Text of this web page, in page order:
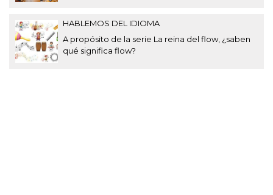
HABLEMOS DEL IDIOMA
A propósito de la serie La reina del flow, ¿saben
qué significa flow?